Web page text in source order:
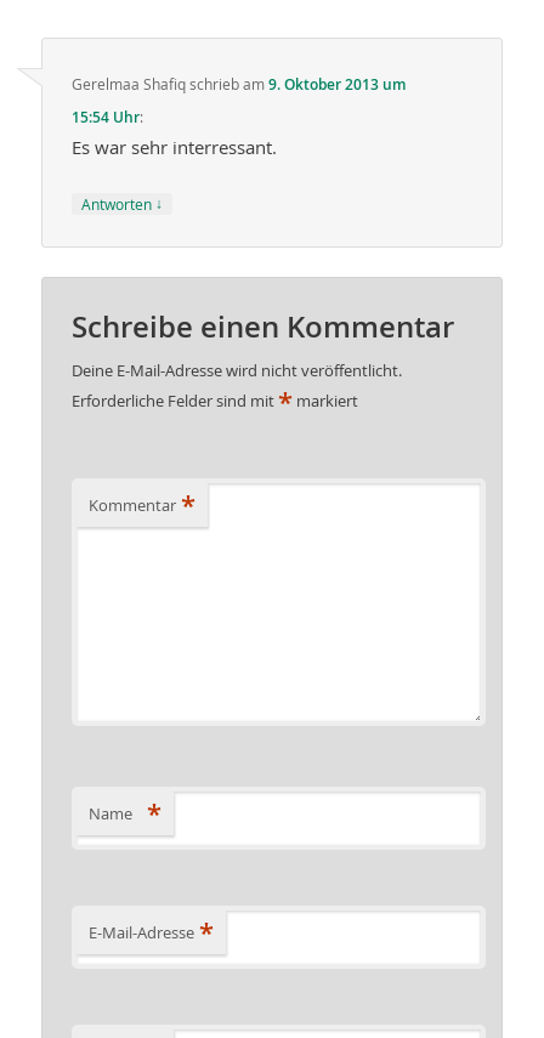
Gerelmaa Shafiq schriebam9. Oktober 2013 um
15:54 Uhr:
Es war sehr interressant.
Antworten ↓
Schreibe einen Kommentar
Deine E-Mail-Adresse wird nicht veröffentlicht.
Erforderliche Felder sind mit * markiert
Kommentar *
Name *
E-Mail-Adresse *